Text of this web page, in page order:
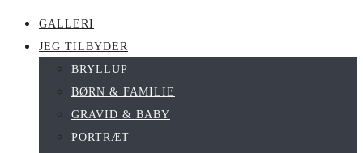
GALLERI
JEG TILBYDER
BRYLLUP
BØRN & FAMILIE
GRAVID & BABY
PORTRÆT